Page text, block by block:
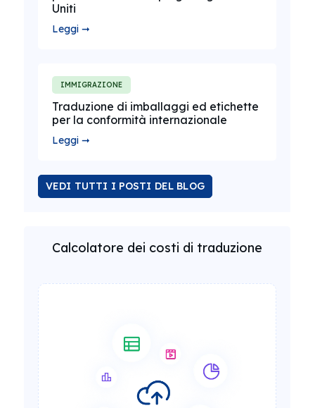
Uniti
Leggi ➞
IMMIGRAZIONE
Traduzione di imballaggi ed etichette
per la conformità internazionale
Leggi ➞
VEDI TUTTI I POSTI DEL BLOG
Calcolatore dei costi di traduzione